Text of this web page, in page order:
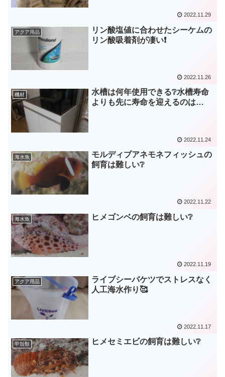
2022.11.29
アクア用品
リン酸塩値に合わせたシーケムの
リン酸吸着剤が凄い❗
2022.11.26
機材
水槽は何年使用できる❔水槽寿命
よりも先に寿命を迎えるのは…
2022.11.24
海水魚
モルディブアネモネフィッシュの
飼育は難しい❔
2022.11.22
海水魚 ヒメゴンベの飼育は難しい❔
2022.11.19
アクア用品
ライブシーバケツでストレスなく
人工海水作り🥰
2022.11.17
甲殻類 ヒメセミエビの飼育は難しい❔